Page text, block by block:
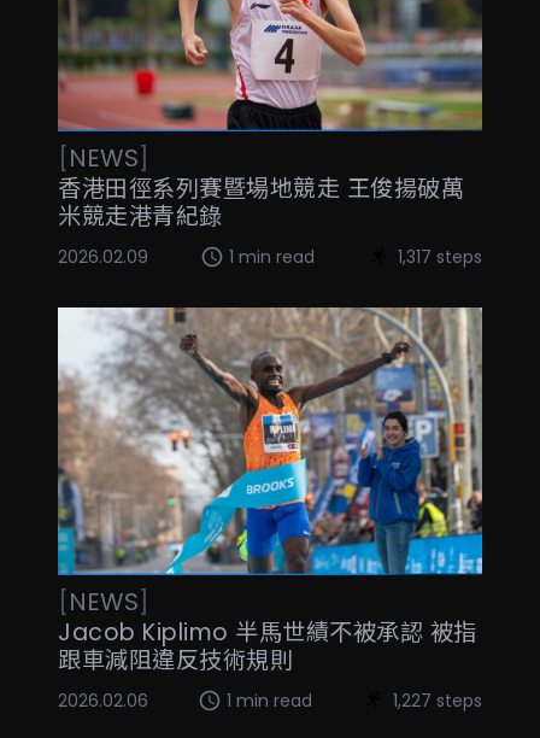
[NEWS]
香港田徑系列賽暨場地競走 王俊揚破萬
米競走港青紀錄
2026.02.09 1 min read 1,317 steps
[NEWS]
Jacob Kiplimo 半馬世績不被承認 被指
跟車減阻違反技術規則
2026.02.06 1 min read 1,227 steps